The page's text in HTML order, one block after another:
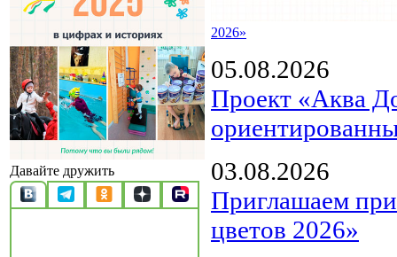
Давайте дружить
2026»
05.08.2026
Проект «Аква
03.08.2026
Приглашаем
цветов 2026»